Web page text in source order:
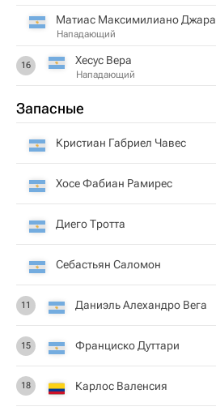
Матиас Максимилиано Джара
Нападающий
16 Хесус Вера
Нападающий
Запасные
Кристиан Габриел Чавес
Хосе Фабиан Рамирес
Диего Тротта
Себастьян Саломон
11 Даниэль Алехандро Вега
15 Франциско Дуттари
18 Карлос Валенсия